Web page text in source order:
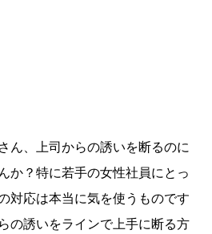
ん、上司からの誘いを断るのに
か？特に若手の女性社員にとっ
対応は本当に気を使うものです
の誘いをラインで上手に断る方